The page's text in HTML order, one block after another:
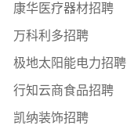
康华医疗器材招聘
万科利多招聘
极地太阳能电力招聘
行知云商食品招聘
凯纳装饰招聘